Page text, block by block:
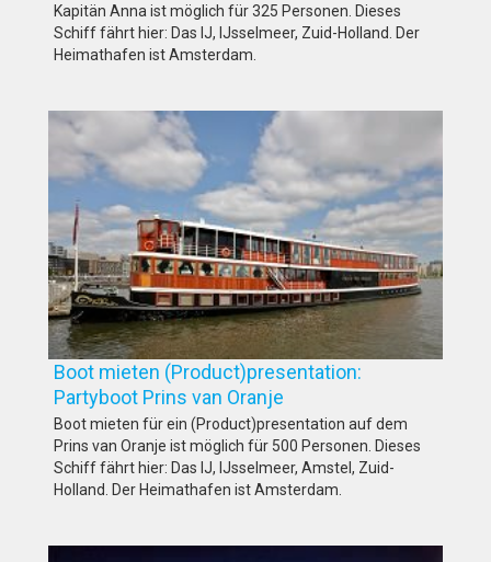
Kapitän Anna ist möglich für 325 Personen. Dieses
Schiff fährt hier: Das IJ, IJsselmeer, Zuid-Holland. Der
Heimathafen ist Amsterdam.
Boot mieten (Product)presentation:
Partyboot Prins van Oranje
Boot mieten für ein (Product)presentation auf dem
Prins van Oranje ist möglich für 500 Personen. Dieses
Schiff fährt hier: Das IJ, IJsselmeer, Amstel, Zuid-
Holland. Der Heimathafen ist Amsterdam.